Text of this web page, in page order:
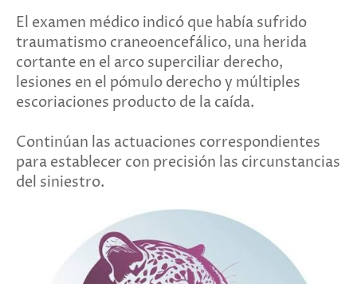
El examen médico indicó que había sufrido
traumatismo craneoencefálico, una herida
cortante en el arco superciliar derecho,
lesiones en el pómulo derecho y múltiples
escoriaciones producto de la caída.
Continúan las actuaciones correspondientes
para establecer con precisión las circunstancias
del siniestro.